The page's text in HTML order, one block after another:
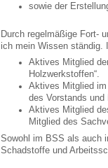
sowie der
Durch regelmäßige Fort-
ich mein Wissen ständig.
Aktives Mitglied
Holzwerkstoffen“.
Aktives Mitglied im
des Vorstands
Aktives Mitglied
Mitglied des
Sowohl im BSS als auch
Schadstoffe und